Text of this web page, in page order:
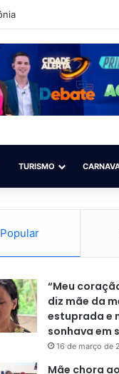
TURISMO
Popular
“Meu
diz mãe da
estuprada e
sonhava em
16 de março de
Mãe chora